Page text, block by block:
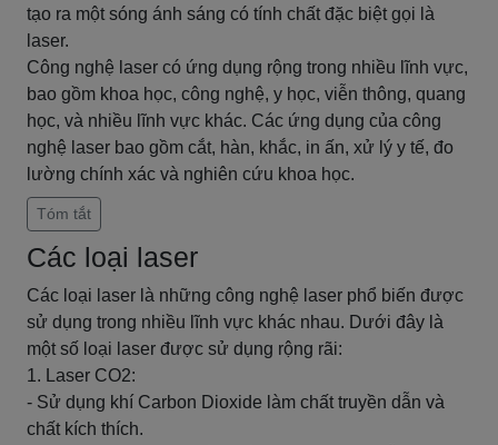
tạo ra một sóng ánh sáng có tính chất đặc biệt gọi là
laser.
Công nghệ laser có ứng dụng rộng trong nhiều lĩnh vực,
bao gồm khoa học, công nghệ, y học, viễn thông, quang
học, và nhiều lĩnh vực khác. Các ứng dụng của công
nghệ laser bao gồm cắt, hàn, khắc, in ấn, xử lý y tế, đo
lường chính xác và nghiên cứu khoa học.
Tóm tắt
Các loại laser
Các loại laser là những công nghệ laser phổ biến được
sử dụng trong nhiều lĩnh vực khác nhau. Dưới đây là
một số loại laser được sử dụng rộng rãi:
1. Laser CO2:
- Sử dụng khí Carbon Dioxide làm chất truyền dẫn và
chất kích thích.